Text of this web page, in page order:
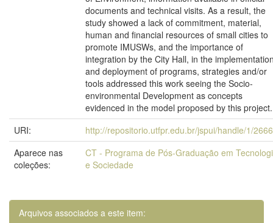
documents and technical visits. As a result, the
study showed a lack of commitment, material,
human and financial resources of small cities to
promote IMUSWs, and the importance of
integration by the City Hall, in the
and deployment of programs, strategies and/or
tools addressed this work seeing the Socio-
environmental Development as concepts
evidenced in the model proposed by this project.
URI:
http://repositorio.utfpr.edu.br/jspui/handle/1/
Aparece nas
coleções:
CT - Programa de Pós-Graduação em
e Sociedade
Arquivos associados a este item: